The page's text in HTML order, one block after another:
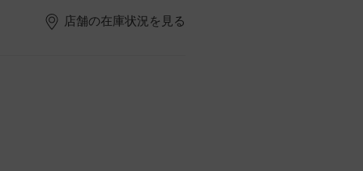
店舗の在庫状況を見る